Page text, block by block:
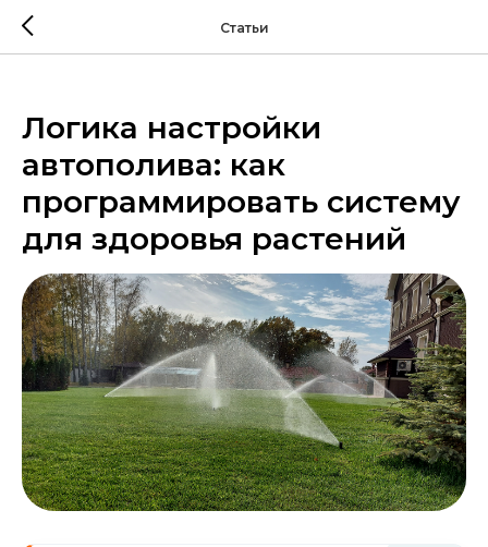
Статьи
Логика настройки
автополива: как
программировать систему
для здоровья растений